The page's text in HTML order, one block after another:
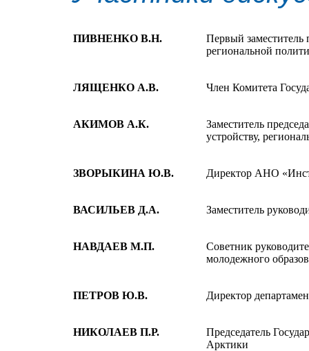
ПИВНЕНКО В.Н.
Первый заместитель
региональной
ЛЯЩЕНКО А.В. Член Комитета
АКИМОВ А.К.
Заместитель
устройству,
ЗВОРЫКИНА Ю.В. Директор АНО
ВАСИЛЬЕВ Д.А. Заместитель
НАВДАЕВ М.П.
Советник
молодежного
ПЕТРОВ Ю.В. Директор
НИКОЛАЕВ П.Р.
Председатель
Арктики